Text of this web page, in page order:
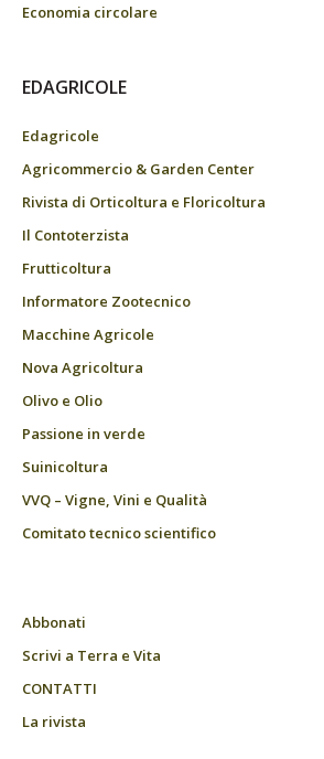
Economia circolare
EDAGRICOLE
Edagricole
Agricommercio & Garden Center
Rivista di Orticoltura e Floricoltura
Il Contoterzista
Frutticoltura
Informatore Zootecnico
Macchine Agricole
Nova Agricoltura
Olivo e Olio
Passione in verde
Suinicoltura
VVQ – Vigne, Vini e Qualità
Comitato tecnico scientifico
Abbonati
Scrivi a Terra e Vita
CONTATTI
La rivista